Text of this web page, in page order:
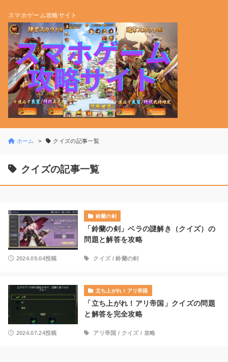
スマホゲーム攻略サイト
ホーム クイズの記事一覧
クイズの記事一覧
鈴蘭の剣
「鈴蘭の剣」ベラの謎解き（クイズ）の
問題と解答を攻略
2024.09.04投稿 クイズ /鈴蘭の剣
立ち上がれ！アリ帝国
「立ち上がれ！アリ帝国」クイズの問題
と解答を完全攻略
2024.07.24投稿 アリ帝国 / クイズ / 攻略